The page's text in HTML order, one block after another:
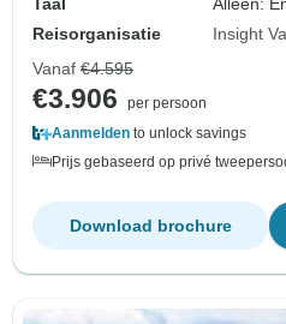
Reisorganisatie
Insight
Vanaf €4.595
€3.906
per persoon
Aanmelden to unlock savings
Prijs gebaseerd op privé
Download brochure